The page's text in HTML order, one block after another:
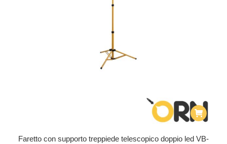
Faretto con supporto treppiede telescopico doppio led VB-